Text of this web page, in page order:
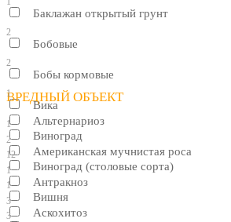
Баклажан открытый грунт
2
Бобовые
2
Бобы кормовые
1
Вика
1
Виноград
12
Виноград (столовые сорта)
1
Вишня
3
ВРЕДНЫЙ ОБЪЕКТ
Альтернариоз
2
Американская мучнистая роса
1
Антракноз
3
Аскохитоз